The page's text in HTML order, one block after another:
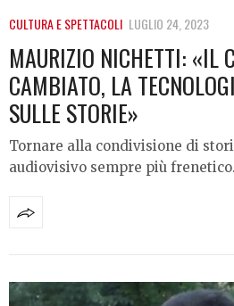
CULTURA E SPETTACOLI LUGLIO 24, 2023
MAURIZIO NICHETTI: «IL
CAMBIATO, LA
SULLE STORIE»
Tornare alla condivisione di
audiovisivo sempre più